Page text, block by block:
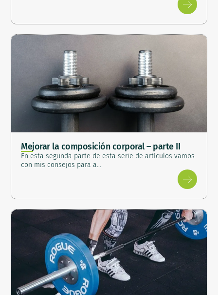
Mejorar la composición corporal – parte II
En esta segunda parte de esta serie de artículos vamos
con mis consejos para a…